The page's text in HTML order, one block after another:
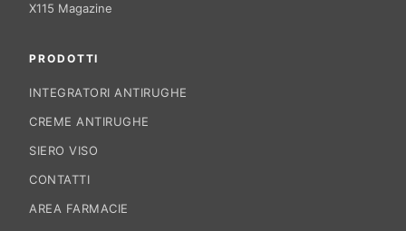
X115 Magazine
PRODOTTI
INTEGRATORI ANTIRUGHE
CREME ANTIRUGHE
SIERO VISO
CONTATTI
AREA FARMACIE